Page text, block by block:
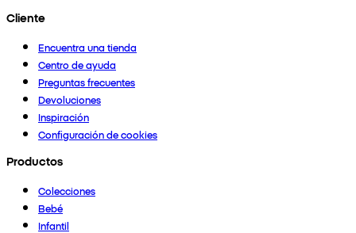
Cliente
Encuentra una tienda
Centro de ayuda
Preguntas frecuentes
Devoluciones
Inspiración
Configuración de cookies
Productos
Colecciones
Bebé
Infantil